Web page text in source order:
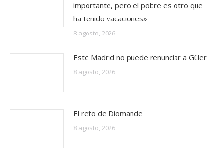
importante, pero el pobre es otro que
ha tenido vacaciones»
8 agosto, 2026
Este Madrid no puede renunciar a Güler
8 agosto, 2026
El reto de Diomande
8 agosto, 2026